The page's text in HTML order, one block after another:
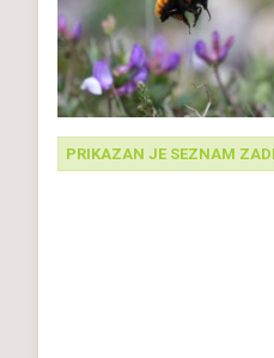
PRIKAZAN JE SEZNAM